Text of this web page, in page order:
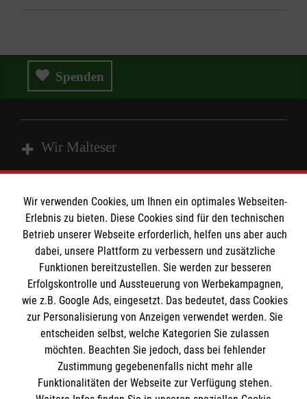
Spenden
Wir Malteser
Spenden und Helfen
Angebote und Leistungen
Unsere Kurse
Mitarbeiten
Wir Malteser
Informationen
Kontakt
Pressestelle
Datenschutz
Malteser online
Malteserorden
Malteser Jugend
Malteser International
Spendenkonto
Wir verwenden Cookies, um Ihnen ein optimales Webseiten-
Erlebnis zu bieten. Diese Cookies sind für den technischen
Betrieb unserer Webseite erforderlich, helfen uns aber auch
dabei, unsere Plattform zu verbessern und zusätzliche
Funktionen bereitzustellen. Sie werden zur besseren
Erfolgskontrolle und Aussteuerung von Werbekampagnen,
wie z.B. Google Ads, eingesetzt. Das bedeutet, dass Cookies
zur Personalisierung von Anzeigen verwendet werden. Sie
entscheiden selbst, welche Kategorien Sie zulassen
möchten. Beachten Sie jedoch, dass bei fehlender
Zustimmung gegebenenfalls nicht mehr alle
Funktionalitäten der Webseite zur Verfügung stehen.